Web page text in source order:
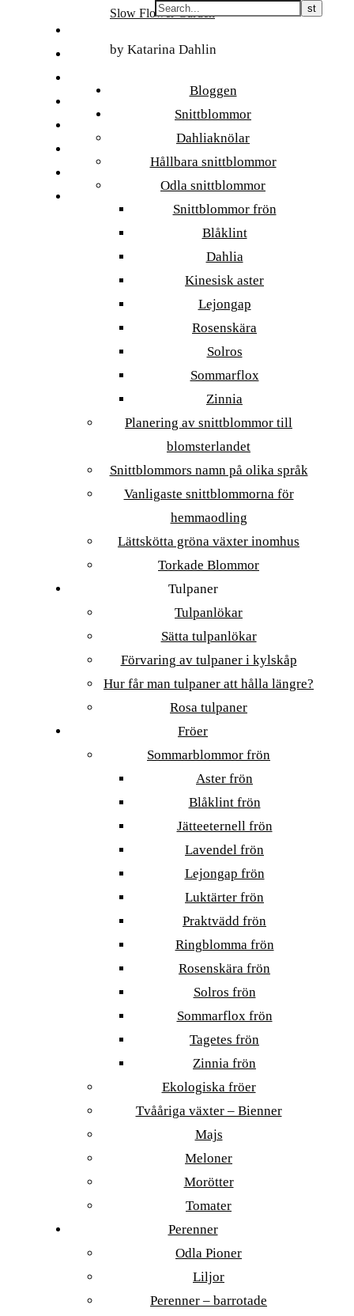
Slow Flower Garden
by Katarina Dahlin
Bloggen
Snittblommor
Dahliaknölar
Hållbara snittblommor
Odla snittblommor
Snittblommor frön
Blåklint
Dahlia
Kinesisk aster
Lejongap
Rosenskära
Solros
Sommarflox
Zinnia
Planering av snittblommor till
blomsterlandet
Snittblommors namn på olika språk
Vanligaste snittblommorna för
hemmaodling
Lättskötta gröna växter inomhus
Torkade Blommor
Tulpaner
Tulpanlökar
Sätta tulpanlökar
Förvaring av tulpaner i kylskåp
Hur får man tulpaner att hålla längre?
Rosa tulpaner
Fröer
Sommarblommor frön
Aster frön
Blåklint frön
Jätteeternell frön
Lavendel frön
Lejongap frön
Luktärter frön
Praktvädd frön
Ringblomma frön
Rosenskära frön
Solros frön
Sommarflox frön
Tagetes frön
Zinnia frön
Ekologiska fröer
Tvååriga växter – Bienner
Majs
Meloner
Morötter
Tomater
Perenner
Odla Pioner
Liljor
Perenner – barrotade